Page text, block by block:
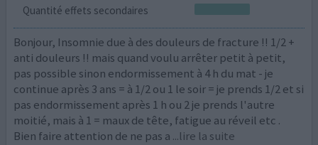
Quantité effets secondaires
Bonjour, Insomnie due à des douleurs de fracture !! 1/2 +
anti douleurs !! mais quand voulu arrêter petit à petit,
pas possible sinon endormissement à 4 h du mat - je
continue après 3 ans = à 1/2 ou 1 le soir = je prends 1/2 et si
pas endormissement après 1 h ou 2 je prends l'autre
moitié, mais à 1 = maux de tête, fatigue au réveil etc .
Bien faire attention de ne pas a ...lire la suite